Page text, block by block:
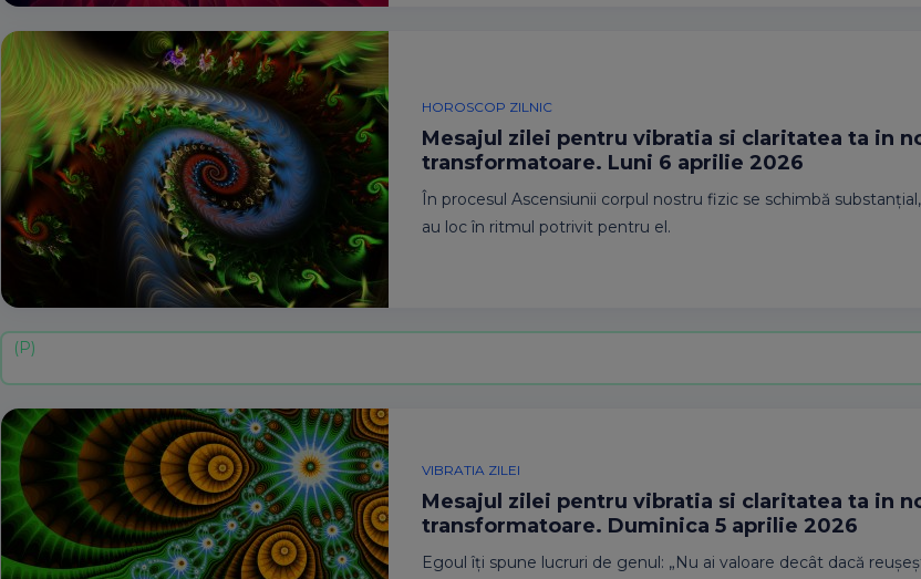
HOROSCOP ZILNIC
Mesajul zilei pentru vibratia si claritatea ta in
transformatoare. Luni 6 aprilie 2026
În procesul Ascensiunii corpul nostru fizic se schimbă
au loc în ritmul potrivit pentru el.
VIBRATIA ZILEI
Mesajul zilei pentru vibratia si claritatea ta in
transformatoare. Duminica 5 aprilie 2026
Egoul îți spune lucruri de genul: „Nu ai valoare decât dacă